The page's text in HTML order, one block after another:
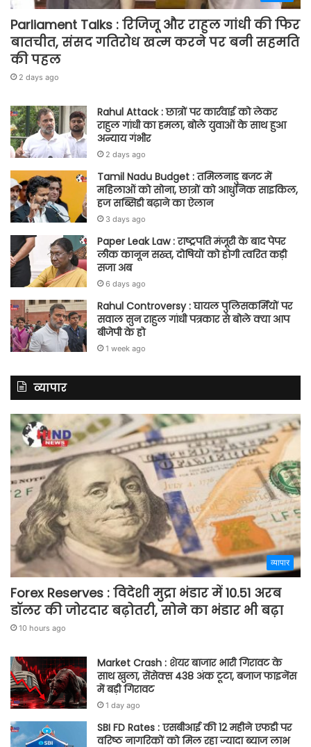
Parliament Talks : रिजिजू और राहुल गांधी की फिर
बातचीत, संसद गतिरोध खत्म करने पर बनी सहमति
की पहल
2 days ago
Rahul Attack : छात्रों पर कार्रवाई को लेकर
राहुल गांधी का हमला, बोले युवाओं के साथ हुआ
अन्याय गंभीर
2 days ago
Tamil Nadu Budget : तमिलनाडु बजट में
महिलाओं को सोना, छात्रों को आधुनिक साइकिल,
हज सब्सिडी बढ़ाने का ऐलान
3 days ago
Paper Leak Law : राष्ट्रपति मंजूरी के बाद पेपर
लीक कानून सख्त, दोषियों को होगी त्वरित कड़ी
सजा अब
6 days ago
Rahul Controversy : घायल पुलिसकर्मियों पर
सवाल सुन राहुल गांधी पत्रकार से बोले क्या आप
बीजेपी के हो
1 week ago
व्यापार
व्यापार
Forex Reserves : विदेशी मुद्रा भंडार में 10.51 अरब
डॉलर की जोरदार बढ़ोतरी, सोने का भंडार भी बढ़ा
10 hours ago
Market Crash : शेयर बाजार भारी गिरावट के
साथ खुला, सेंसेक्स 438 अंक टूटा, बजाज फाइनेंस
में बड़ी गिरावट
1 day ago
SBI FD Rates : एसबीआई की 12 महीने एफडी पर
वरिष्ठ नागरिकों को मिल रहा ज्यादा ब्याज लाभ